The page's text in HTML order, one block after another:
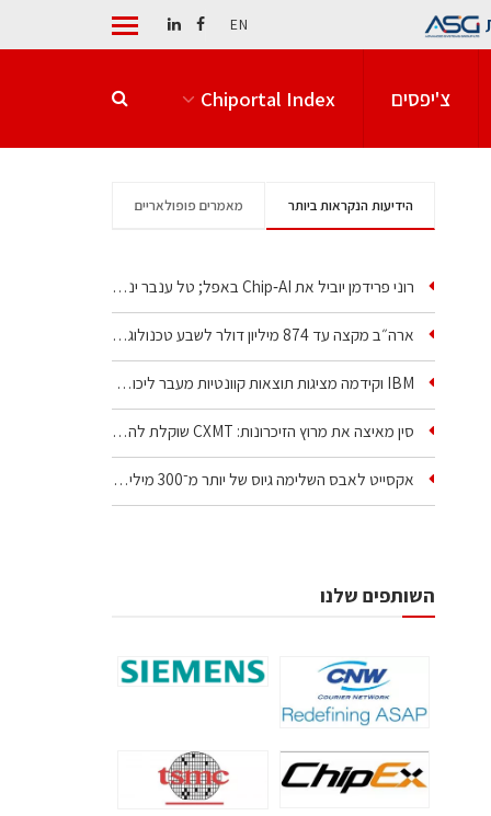
EN
צ'יפסים Chiportal Index
הידיעות הנקראות ביותר מאמרים פופולאריים
רוני פרידמן יוביל את Chip‑AI באפל; טל ענבר ינהל את…
ארה״ב מקצה עד 874 מיליון דולר לשבע טכנולוגיות שבבים…
IBM וקידמה מציגות תוצאות קוונטיות מעבר ליכולת…
סין מאיצה את מרוץ הזיכרונות: CXMT שוקלת להקים מפעל…
אקסייט לאבס השלימה גיוס של יותר מ־300 מיליון דולר…
השותפים שלנו